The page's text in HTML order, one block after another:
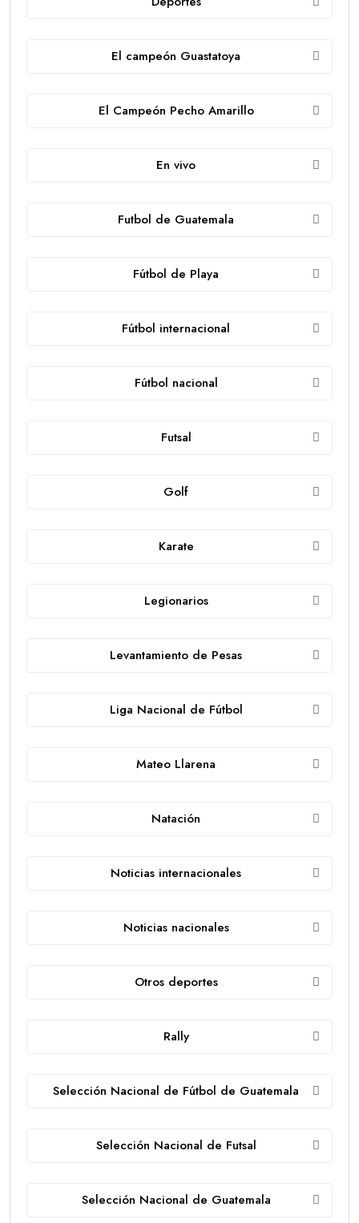
El campeón Guastatoya
El Campeón Pecho Amarillo
En vivo
Futbol de Guatemala
Fútbol de Playa
Fútbol internacional
Fútbol nacional
Futsal
Golf
Karate
Legionarios
Levantamiento de Pesas
Liga Nacional de Fútbol
Mateo Llarena
Natación
Noticias internacionales
Noticias nacionales
Otros deportes
Rally
Selección Nacional de Fútbol de Guatemala
Selección Nacional de Futsal
Selección Nacional de Guatemala